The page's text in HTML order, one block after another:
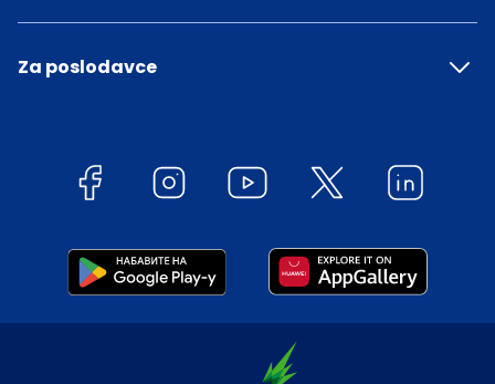
Za poslodavce